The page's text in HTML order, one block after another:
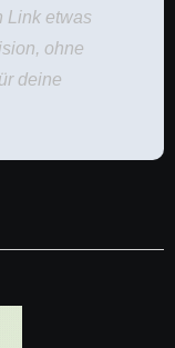
Link etwas
ohne
deine